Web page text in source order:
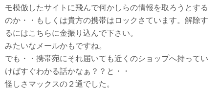
モ模倣したサイトに飛んで何かしらの情報を取ろうとする
のか・・もしくは貴方の携帯はロックさています。解除す
るにはこちらに金振り込んで下さい。
みたいなメールかもですね。
でも・・携帯宛にそれ届いても近くのショップへ持ってい
けばすぐわかる話かなぁ？？と・・
怪しさマックスの２通でした。